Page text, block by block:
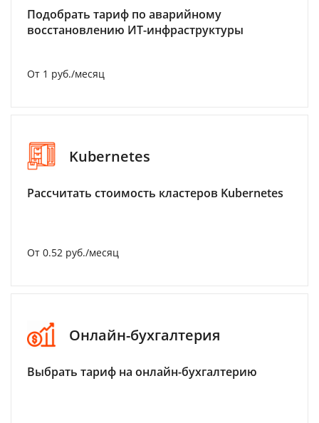
Подобрать тариф по аварийному
восстановлению ИТ-инфраструктуры
От 1 руб./месяц
Kubernetes
Рассчитать стоимость кластеров Kubernetes
От 0.52 руб./месяц
Онлайн-бухгалтерия
Выбрать тариф на онлайн-бухгалтерию